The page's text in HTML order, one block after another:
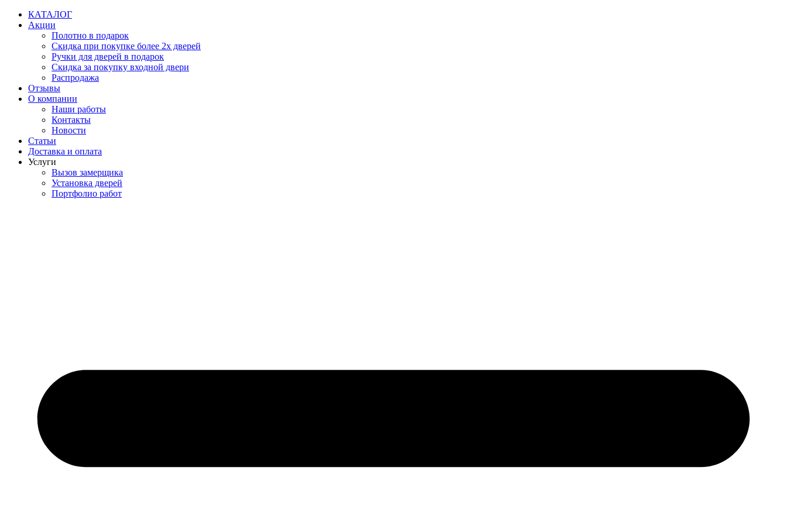
Перейти
содержимому
КАТАЛОГ
Акции
Полотно в подарок
Скидка при покупке более 2х дверей
Ручки для дверей в подарок
Скидка за покупку входной двери
Распродажа
Отзывы
О компании
Наши работы
Контакты
Новости
Статьи
Доставка и оплата
Услуги
Вызов замерщика
Установка дверей
Портфолио работ